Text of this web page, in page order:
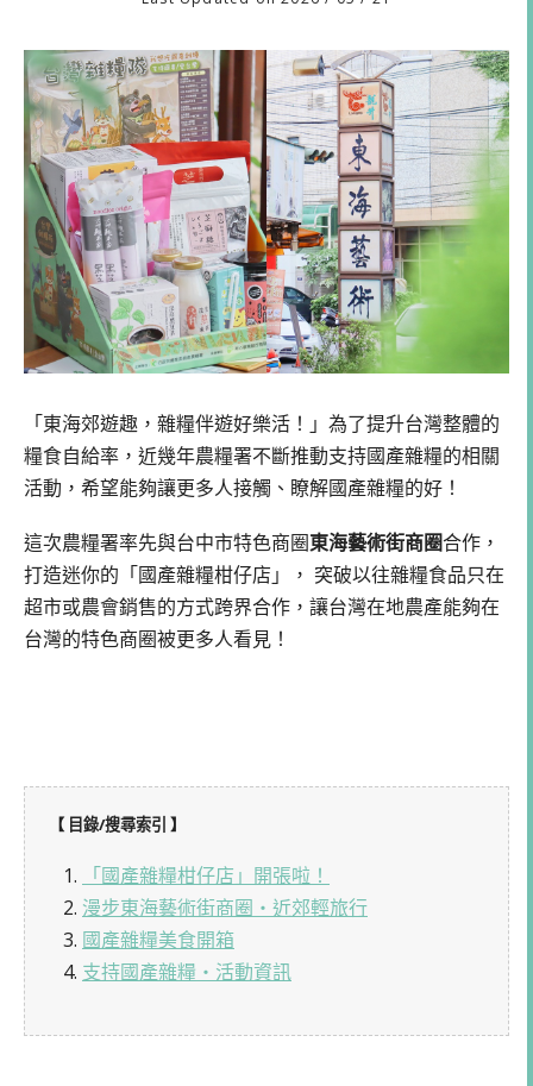
「東海郊遊趣，雜糧伴遊好樂活！」為了提升台灣整體的
糧食自給率，近幾年農糧署不斷推動支持國產雜糧的相關
活動，希望能夠讓更多人接觸、瞭解國產雜糧的好！
這次農糧署率先與台中市特色商圈東海藝術街商圈合作，
打造迷你的「國產雜糧柑仔店」， 突破以往雜糧食品只在
超市或農會銷售的方式跨界合作，讓台灣在地農產能夠在
台灣的特色商圈被更多人看見！
【 目錄/搜尋索引 】
1.
「國產雜糧柑仔店」開張啦！
2. 漫步東海藝術街商圈・近郊輕旅行
3. 國產雜糧美食開箱
4. 支持國產雜糧・活動資訊